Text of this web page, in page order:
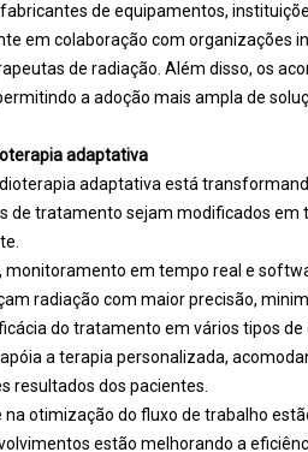
de equipamentos,
em colaboração com organizações
de radiação. Além disso, os
a adoção mais ampla de
adaptativa
adaptativa está
de tratamento sejam modificados em
monitoramento em tempo real e
radiação com maior precisão,
do tratamento em vários tipos de
a terapia personalizada,
resultados dos pacientes.
otimização do fluxo de trabalho
estão melhorando a